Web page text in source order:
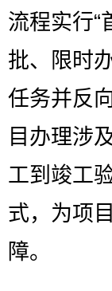
流程实行“
批、限时
任务并反
目办理涉
工到竣工
式，为项
障。